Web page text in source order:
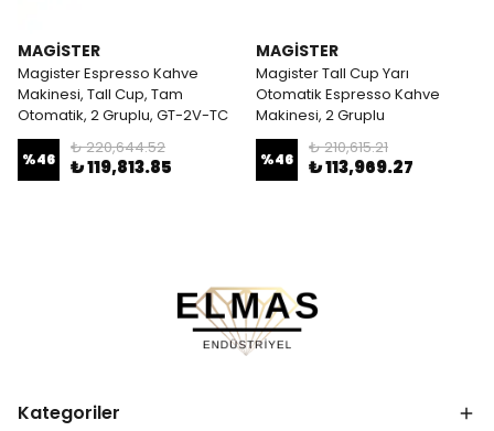
MAGİSTER
Magister Espresso Kahve
Makinesi, Tall Cup, Tam
Otomatik, 2 Gruplu, GT-2V-TC
%46
₺ 220,644.52
₺ 119,813.85
MAGİSTER
Magister Tall Cup Yarı
Otomatik Espresso Kahve
Makinesi, 2 Gruplu
%46
₺ 210,615.21
₺ 113,969.27
Kategoriler